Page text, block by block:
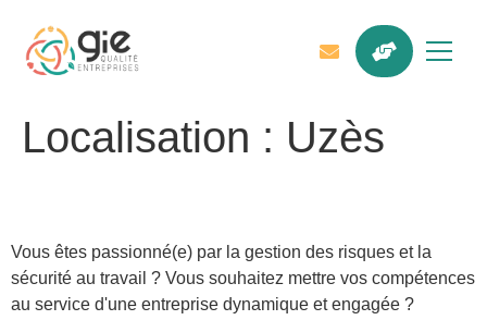
Localisation : Uzès
Vous êtes passionné(e) par la gestion des risques et la
sécurité au travail ? Vous souhaitez mettre vos compétences
au service d'une entreprise dynamique et engagée ?